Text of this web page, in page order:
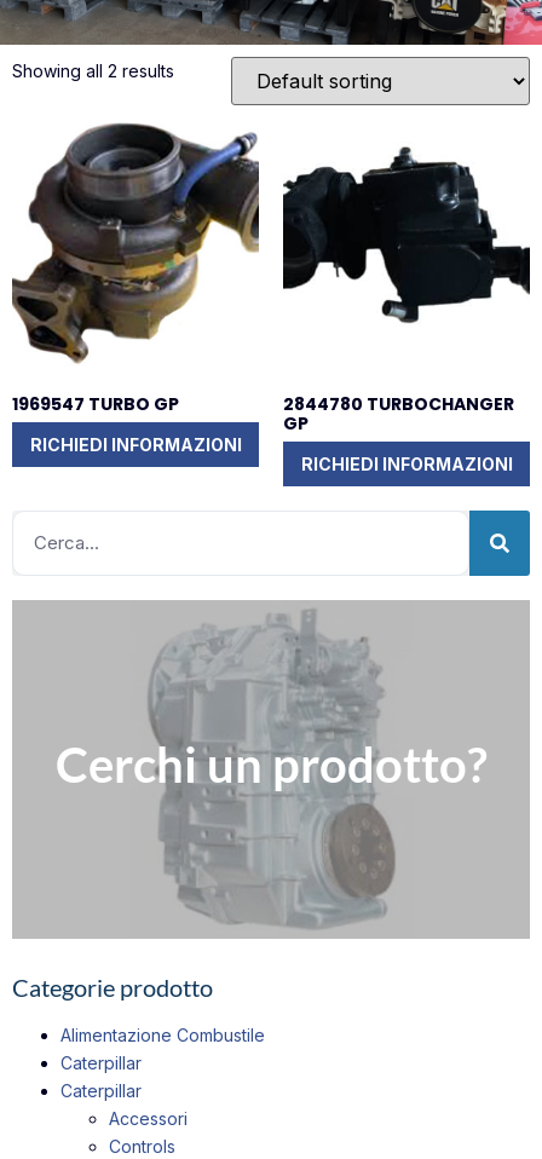
Showing all 2 results
1969547 TURBO GP
RICHIEDI INFORMAZIONI
2844780 TURBOCHANGER
GP
RICHIEDI INFORMAZIONI
Cerchi un prodotto?
Contattaci
Compila il nostro modulo per richiedere informazioni
Clicca qui
Categorie prodotto
Alimentazione Combustile
Caterpillar
Caterpillar
Accessori
Controls